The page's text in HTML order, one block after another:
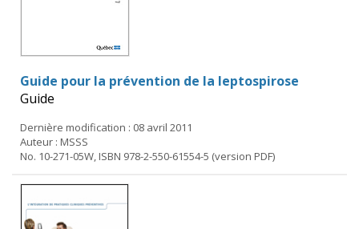
Guide pour la prévention de la leptospirose
Guide
Dernière modification : 08 avril 2011
Auteur : MSSS
No. 10-271-05W, ISBN 978-2-550-61554-5 (version PDF)